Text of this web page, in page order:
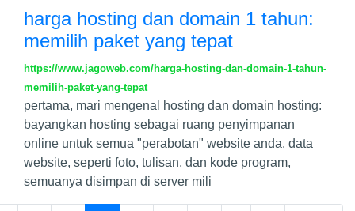
harga hosting dan domain 1 tahun:
memilih paket yang tepat
https://www.jagoweb.com/harga-hosting-dan-domain-1-tahun-
memilih-paket-yang-tepat
pertama, mari mengenal hosting dan domain hosting:
bayangkan hosting sebagai ruang penyimpanan
online untuk semua "perabotan" website anda. data
website, seperti foto, tulisan, dan kode program,
semuanya disimpan di server mili